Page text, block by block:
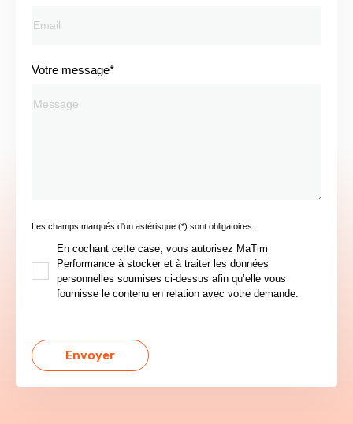
Votre message*
Les champs marqués d'un astérisque (*) sont obligatoires.
En cochant cette case, vous autorisez MaTim
Performance à stocker et à traiter les données
personnelles soumises ci-dessus afin qu’elle vous
fournisse le contenu en relation avec votre demande.